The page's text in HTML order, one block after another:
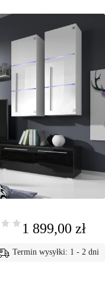
1 899,00 zł
Termin wysyłki: 1 - 2 dni